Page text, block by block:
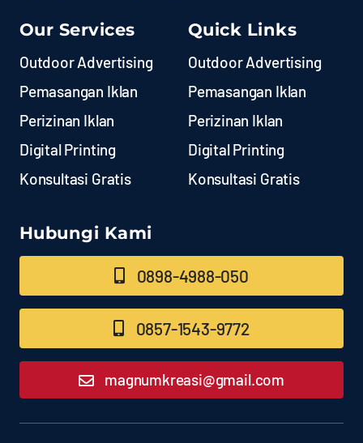
Our Services
Outdoor Advertising
Pemasangan Iklan
Perizinan Iklan
Digital Printing
Konsultasi Gratis
Quick Links
Outdoor Advertising
Pemasangan Iklan
Perizinan Iklan
Digital Printing
Konsultasi Gratis
Hubungi Kami
0898-4988-050
0857-1543-9772
magnumkreasi@gmail.com